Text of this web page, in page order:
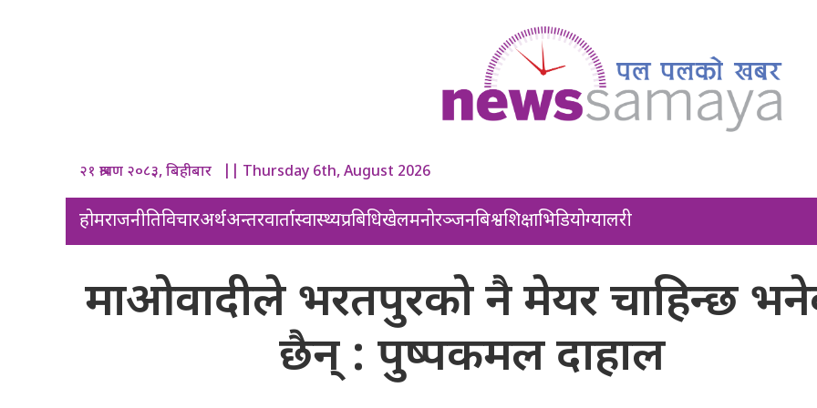
२१ श्रावण २०८३, बिहीबार || Thursday 6th, August 2026
होमराजनीतिविचारअर्थअन्तरवार्तास्वास्थ्यप्रबिधिखेलमनोरञ्जनबिश्वशिक्षाभिडियोग्यालरी
माओवादीले भरतपुरको नै मेयर चाहिन्छ
छैन् : पुष्पकमल दाहाल